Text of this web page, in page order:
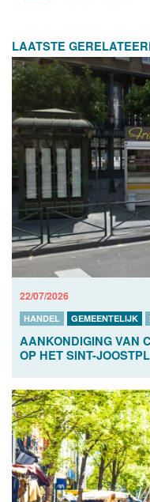
LAATSTE
22/07/2026
HANDEL GEMEENTELIJK
AANKONDIGING VAN
OP HET SINT-